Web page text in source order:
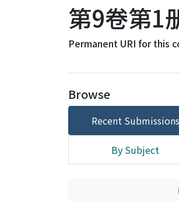
第9卷第1
Permanent URI for this
Browse
Recent Submissions
By Subject